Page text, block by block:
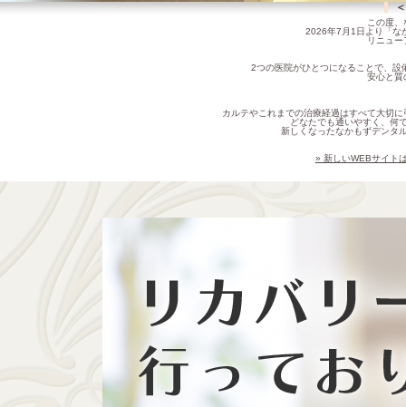
この度
2026年7月1日より「な
リニュ
2つの医院がひとつになることで、
安心と質
カルテやこれまでの治療経過はすべて大切
どなたでも通いやすく、何
新しくなったなかもずデンタ
» 新しいWEBサイト